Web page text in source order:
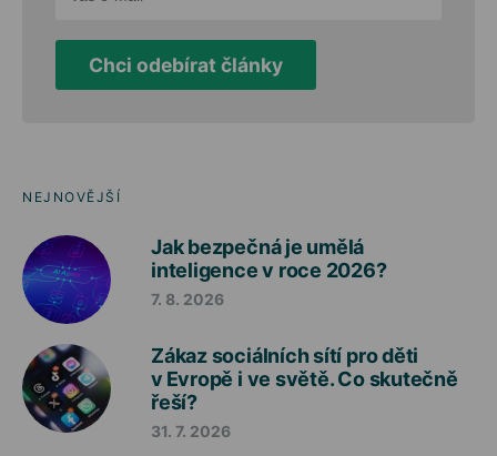
Chci odebírat články
NEJNOVĚJŠÍ
Jak bezpečná je umělá
inteligence v roce 2026?
7. 8. 2026
Zákaz sociálních sítí pro děti
v Evropě i ve světě. Co skutečně
řeší?
31. 7. 2026